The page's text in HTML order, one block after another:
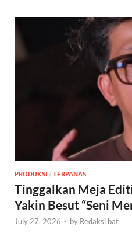
PRODUKSI / TERPANAS
Tinggalkan Meja
Yakin Besut “Seni
July 27, 2026 - by Redaksi bat